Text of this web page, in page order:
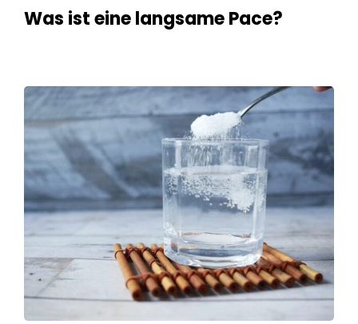
Was ist eine langsame Pace?